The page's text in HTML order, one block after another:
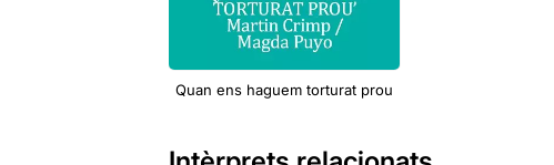
Quan ens haguem torturat prou